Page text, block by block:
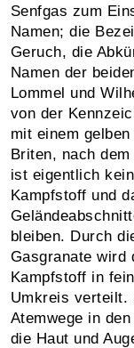
Senfgas zum
Namen; die
Geruch, die
Namen der
Lommel und
von der
mit einem
Briten, nach
ist eigentlich
Kampfstoff und
bleiben. Durch
Gasgranate wird
Kampfstoff in
Umkreis verteilt.
Atemwege in
die Haut und